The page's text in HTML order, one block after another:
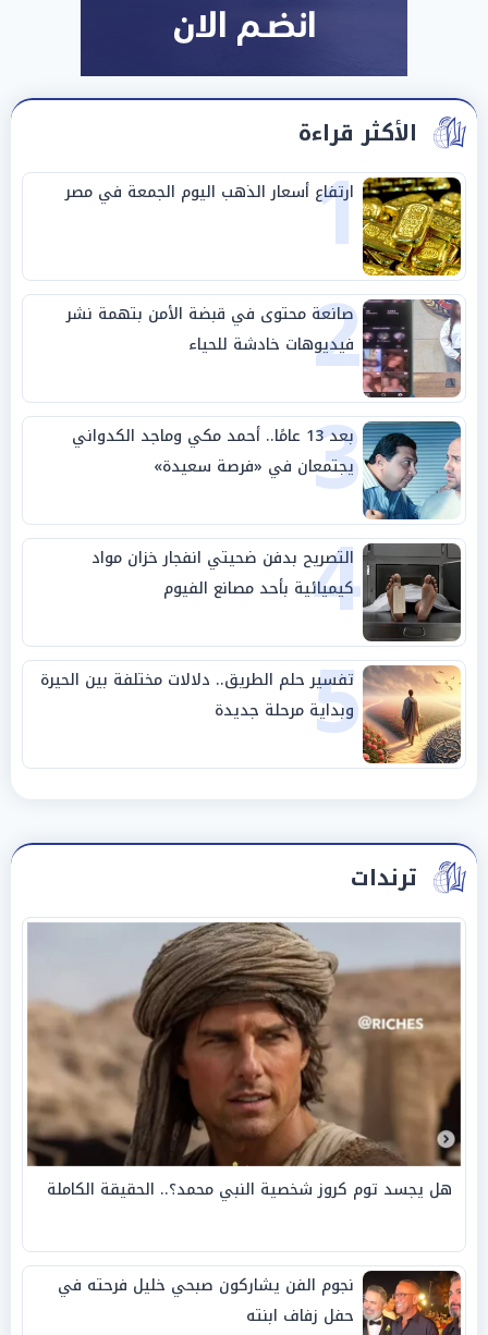
الأكثر قراءة
1
ارتفاع أسعار الذهب اليوم الجمعة في مصر
2
صانعة محتوى في قبضة الأمن بتهمة نشر
فيديوهات خادشة للحياء
3 بعد 13 عامًا.. أحمد مكي وماجد الكدواني
يجتمعان في «فرصة سعيدة»
4
التصريح بدفن ضحيتي انفجار خزان مواد
كيميائية بأحد مصانع الفيوم
5
تفسير حلم الطريق.. دلالات مختلفة بين الحيرة
وبداية مرحلة جديدة
ترندات
هل يجسد توم كروز شخصية النبي محمد؟.. الحقيقة الكاملة
نجوم الفن يشاركون صبحي خليل فرحته في
حفل زفاف ابنته